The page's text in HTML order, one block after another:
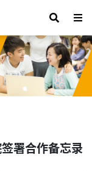
署合作备忘录